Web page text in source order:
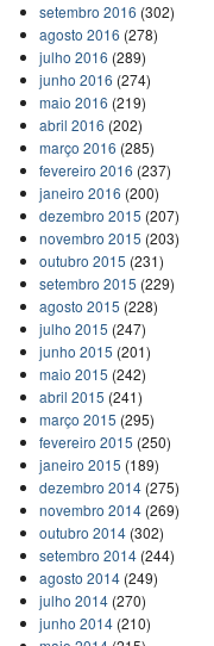
setembro 2016 (302)
agosto 2016 (278)
julho 2016 (289)
junho 2016 (274)
maio 2016 (219)
abril 2016 (202)
março 2016 (285)
fevereiro 2016 (237)
janeiro 2016 (200)
dezembro 2015 (207)
novembro 2015 (203)
outubro 2015 (231)
setembro 2015 (229)
agosto 2015 (228)
julho 2015 (247)
junho 2015 (201)
maio 2015 (242)
abril 2015 (241)
março 2015 (295)
fevereiro 2015 (250)
janeiro 2015 (189)
dezembro 2014(275)
novembro 2014(269)
outubro 2014(302)
setembro 2014(244)
agosto 2014(249)
julho 2014(270)
junho 2014(210)